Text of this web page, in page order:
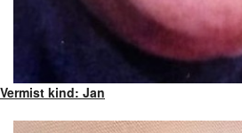
Vermist kind: Jan